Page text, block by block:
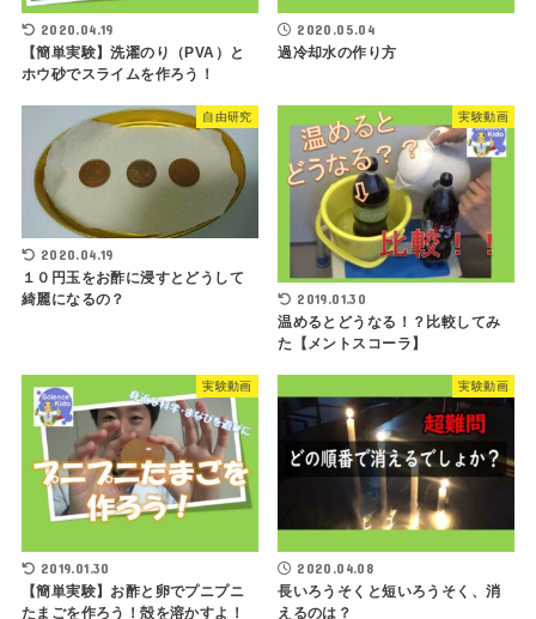
2020.04.19
【簡単実験】洗濯のり（PVA）と
ホウ砂でスライムを作ろう！
2020.05.04
過冷却水の作り方
自由研究
2020.04.19
１０円玉をお酢に浸すとどうして
綺麗になるの？
実験動画
2019.01.30
温めるとどうなる！？比較してみ
た【メントスコーラ】
実験動画
2019.01.30
【簡単実験】お酢と卵でプニプニ
たまごを作ろう！殻を溶かすよ！
実験動画
2020.04.08
長いろうそくと短いろうそく、消
えるのは？